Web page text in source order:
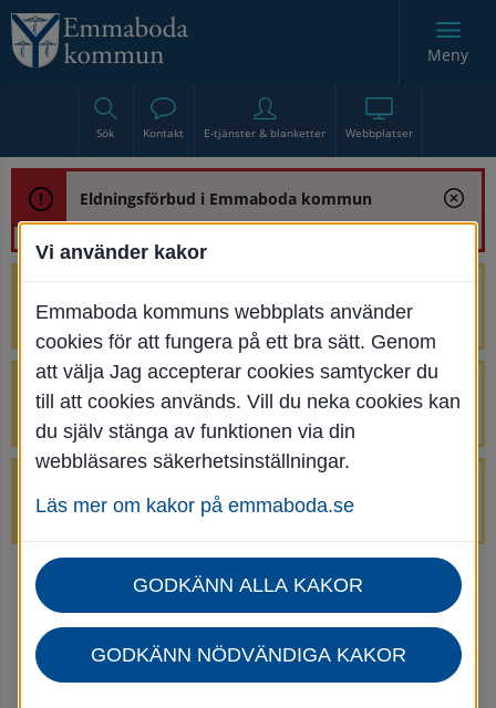
Sök Kontakt E-tjänster & blanketter Webbplatser
Meny
Eldningsförbud i Emmaboda kommun
renoveringen av Bjurbäcksbron
Tillfälliga avstängningar på Centrumtorget
v. 25-34
avstängda.
Startsida
Kommun & politik
Press- och informationsmaterial
Pressmeddelanden
Vi använder kakor
Emmaboda kommuns webbplats använder
cookies för att fungera på ett bra sätt. Genom
att välja Jag accepterar cookies samtycker du
till att cookies används. Vill du neka cookies kan
du själv stänga av funktionen via din
webbläsares säkerhetsinställningar.
Läs mer om kakor på emmaboda.se
GODKÄNN ALLA KAKOR
GODKÄNN NÖDVÄNDIGA KAKOR